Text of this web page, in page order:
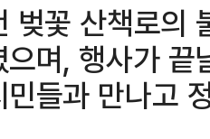
벚꽃 산책로의
으며, 행사가
들과 만나고